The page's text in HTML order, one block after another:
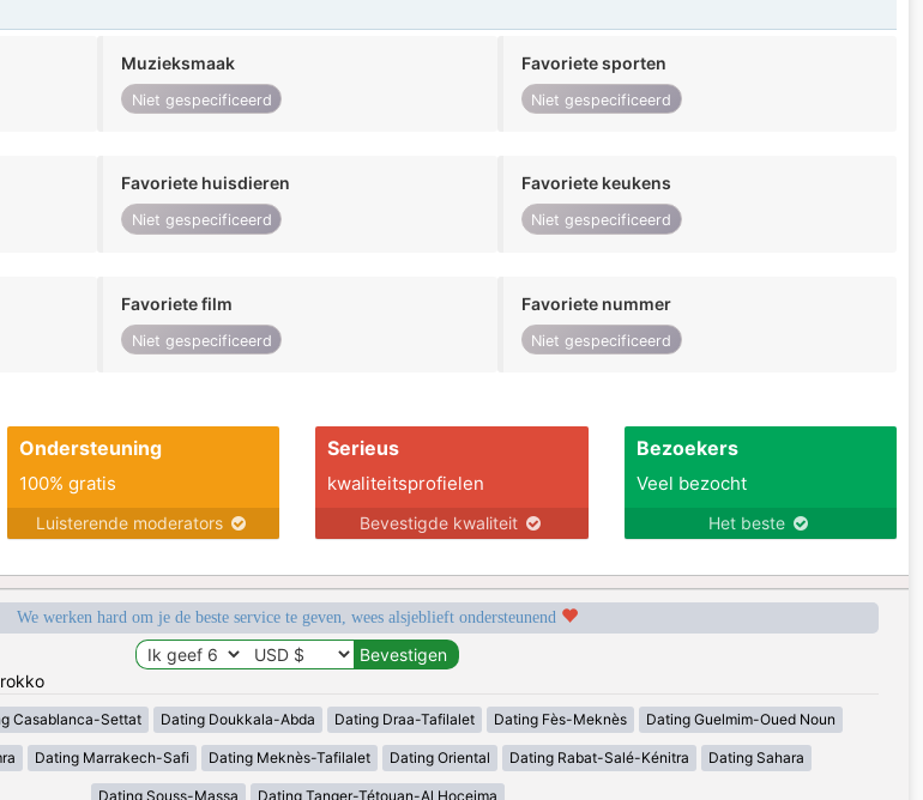
Muzieksmaak
Niet gespecificeerd
Favoriete sporten
Niet gespecificeerd
Favoriete huisdieren
Niet gespecificeerd
Favoriete keukens
Niet gespecificeerd
Favoriete film
Niet gespecificeerd
Favoriete nummer
Niet gespecificeerd
Ondersteuning
100% gratis
Luisterende moderators
Serieus
kwaliteitsprofielen
Bevestigde kwaliteit
Bezoekers
Veel bezocht
Het beste
We werken hard om je de beste service te geven, wees alsjeblieft ondersteunend
Casablanca-Settat Dating Doukkala-Abda Dating Draa-Tafilalet Dating Fès-Meknès Dating Guelmim-Oued Noun
Dating Marrakech-Safi Dating Meknès-Tafilalet Dating Oriental Dating Rabat-Salé-Kénitra Dating Sahara
Dating Souss-Massa Dating Tanger-Tétouan-Al Hoceima